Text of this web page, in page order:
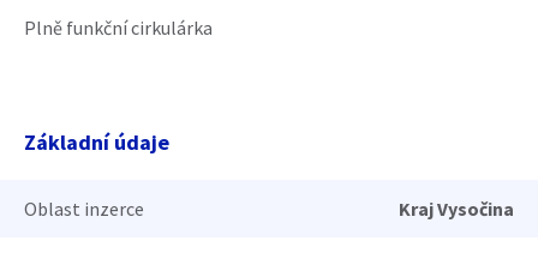
Plně funkční cirkulárka
Základní údaje
Oblast inzerce Kraj Vysočina